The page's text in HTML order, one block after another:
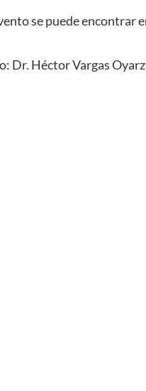
se puede encontrar
Dr. Héctor Vargas